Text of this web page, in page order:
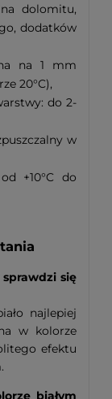
dolomitu,
dodatków
na 1 mm
20°C),
do 2-
w
+10°C do
się
najlepiej
w kolorze
efektu
białym